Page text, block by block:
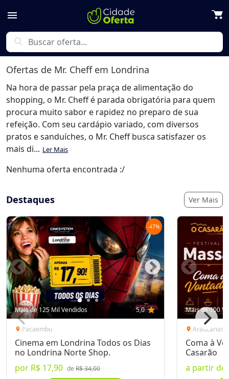
menu
search
Ofertas de Mr. Cheffem Londrina
Na hora de passar pela praça de alimentação do
shopping, o Mr. Cheff é parada obrigatória para quem
procura muito sabor e rapidez no preparo de sua
refeição. Com seu cardápio variado, com diversos
pratos e sanduíches, o Mr. Cheff busca satisfazer os
mais di... Ler Mais
Nenhuma oferta encontrada :/
Destaques Ver Mais
-47%
Mais de 125 Mil Vendidos 5,0 star
location_on Pacaembu
Cinema em Londrina Todos os Dias
no Londrina Norte Shop.
por R$ 17,90 deR$ 34,00
Mais de 100
location_on Araucárias
Coma à
Casarão
a partir de